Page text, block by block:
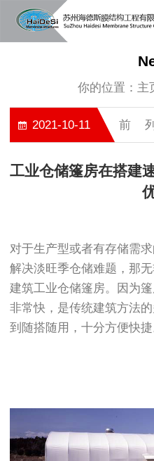
你的位置： 主
2021-10-11 前
工业仓储篷房在搭建
对于生产型或者有存储需
解决淡旺季仓储难题，那
建筑工业仓储篷房。因为
非常快，是传统建筑方法
到随搭随用，十分方便快捷